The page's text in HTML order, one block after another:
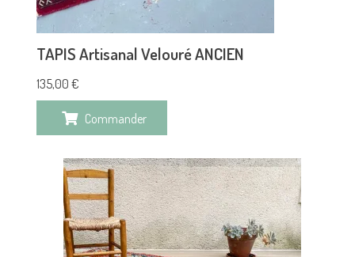
TAPIS Artisanal Velouré ANCIEN
135,00 €
Commander